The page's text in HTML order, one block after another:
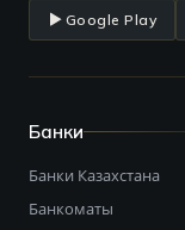
Google Play
Банки
Банки Казахстана
Банкоматы